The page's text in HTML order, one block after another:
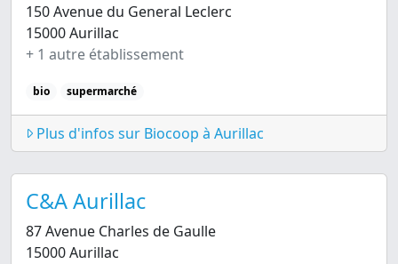
150 Avenue du General Leclerc
15000 Aurillac
+ 1 autre établissement
bio supermarché
Plus d'infos sur Biocoop à Aurillac
C&A Aurillac
87 Avenue Charles de Gaulle
15000 Aurillac